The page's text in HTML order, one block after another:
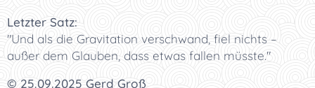
Letzter Satz:
"Und als die Gravitation verschwand, fiel nichts –
außer dem Glauben, dass etwas fallen müsste."
© 25.09.2025 Gerd Groß